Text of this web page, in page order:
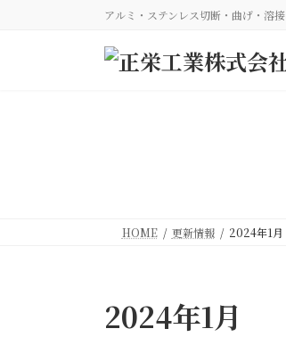
アルミ・ステンレス切断・曲げ・溶
HOME 更新情報 2024年1月
2024年1月